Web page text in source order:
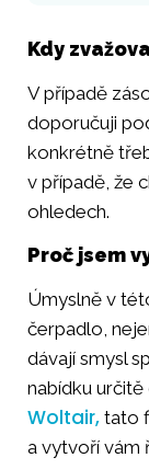
Kdy
V případě
doporučuji
konkrétně
v případě, že
ohledech.
Proč jsem
Úmyslně v
čerpadlo,
dávají smysl
nabídku
Woltair, tato
a vytvoří vám